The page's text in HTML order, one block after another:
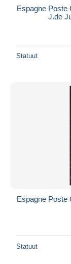
Espagne Poste
J.de
Statuut
Espagne Poste
Statuut